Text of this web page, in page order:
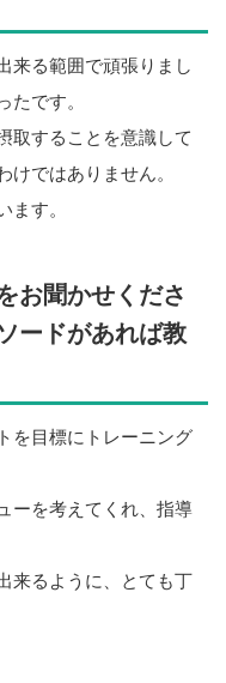
来る範囲で頑張りまし
たです。
取することを意識して
けではありません。
ます。
お聞かせくださ
ードがあれば教
を目標にトレーニング
ーを考えてくれ、指導
来るように、とても丁